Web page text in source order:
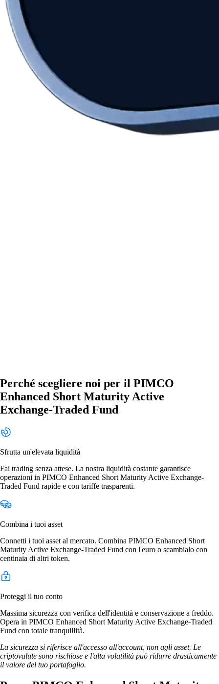
Perché scegliere noi per il PIMCO
Enhanced Short Maturity Active
Exchange-Traded Fund
Sfrutta un'elevata liquidità
Fai trading senza attese. La nostra liquidità costante garantisce
operazioni in PIMCO Enhanced Short Maturity Active Exchange-
Traded Fund rapide e con tariffe trasparenti.
Combina i tuoi asset
Connetti i tuoi asset al mercato. Combina PIMCO Enhanced Short
Maturity Active Exchange-Traded Fund con l'euro o scambialo con
centinaia di altri token.
Proteggi il tuo conto
Massima sicurezza con verifica dell'identità e conservazione a freddo.
Opera in PIMCO Enhanced Short Maturity Active Exchange-Traded
Fund con totale tranquillità.
La sicurezza si riferisce all'accesso all'account, non agli asset. Le
criptovalute sono rischiose e l'alta volatilità può ridurre drasticamente
il valore del tuo portafoglio.